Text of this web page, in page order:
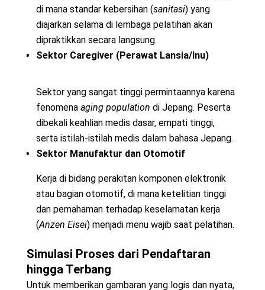
di mana standar kebersihan (sanitasi) yang
diajarkan selama di lembaga pelatihan akan
dipraktikkan secara langsung.
Sektor Caregiver (Perawat Lansia/Inu)
Sektor yang sangat tinggi permintaannya karena
fenomena aging population di Jepang. Peserta
dibekali keahlian medis dasar, empati tinggi,
serta istilah-istilah medis dalam bahasa Jepang.
Sektor Manufaktur dan Otomotif
Kerja di bidang perakitan komponen elektronik
atau bagian otomotif, di mana ketelitian tinggi
dan pemahaman terhadap keselamatan kerja
(Anzen Eisei) menjadi menu wajib saat pelatihan.
Simulasi Proses dari Pendaftaran
hingga Terbang
Untuk memberikan gambaran yang logis dan nyata,